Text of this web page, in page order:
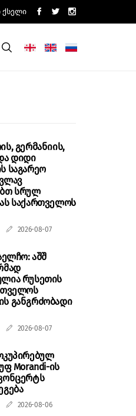
Ქსელი
გერმანიის,
დიდი
საგარეო
სრულ
საქართველოს
2026-08-07
აშშ
რუსეთის
განგრძობადი
2026-08-07
Morandi-ის
2026-08-06